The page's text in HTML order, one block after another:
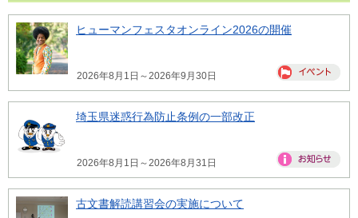
ヒューマンフェスタオンライン2026の開催
2026年8月1日～2026年9月30日
埼玉県迷惑行為防止条例の一部改正
2026年8月1日～2026年8月31日
古文書解読講習会の実施について